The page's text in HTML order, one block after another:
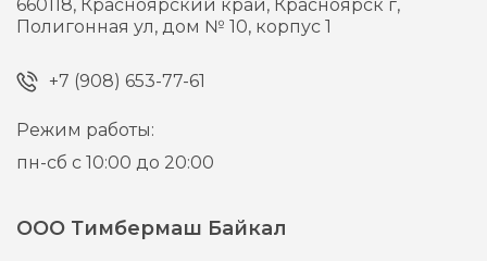
660118, Красноярский край, Красноярск г,
Полигонная ул, дом № 10, корпус 1
+7 (908) 653-77-61
Режим работы:
пн-сб с 10:00 до 20:00
ООО Тимбермаш Байкал